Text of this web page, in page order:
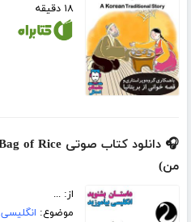
۱۸ دقیقه
من)
از: ...
موضوع: انگلیسی